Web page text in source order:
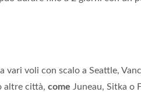
voli con scalo a Seattle,
altre città, come Juneau, Sitka o